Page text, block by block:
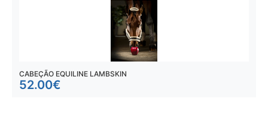
CABEÇÃO EQUILINE LAMBSKIN
52.00€